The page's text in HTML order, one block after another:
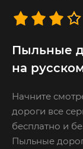
Пыльные
на
Начните
дороги все
бесплатно и
Пыльные